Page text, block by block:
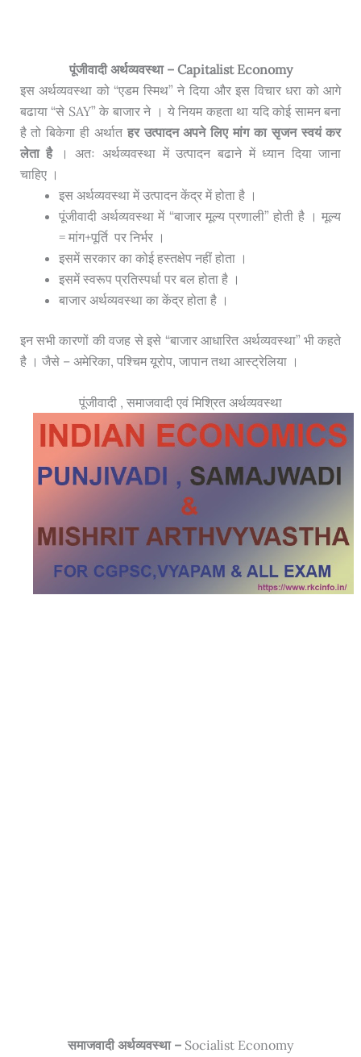
पूंजीवादी अर्थव्यवस्था – Capitalist Economy
इस अर्थव्यवस्था को “एडम स्मिथ” ने दिया और इस विचार धरा को आगे
बढाया “से SAY” के बाजार ने । ये नियम कहता था यदि कोई सामन बना
है तो बिकेगा ही अर्थात हर उत्पादन अपने लिए मांग का सृजन स्वयं कर
लेता है। अतः अर्थव्यवस्था में उत्पादन बढाने में ध्यान दिया जाना
चाहिए ।
इस अर्थव्यवस्था में उत्पादन केंद्र में होता है ।
पूंजीवादी अर्थव्यवस्था में “बाजार मूल्य प्रणाली” होती है । मूल्य
= मांग+पूर्ति पर निर्भर ।
इसमें सरकार का कोई हस्तक्षेप नहीं होता ।
इसमें स्वरूप प्रतिस्पर्धा पर बल होता है ।
बाजार अर्थव्यवस्था का केंद्र होता है ।
इन सभी कारणों की वजह से इसे “बाजार आधारित अर्थव्यवस्था” भी कहते
है । जैसे – अमेरिका, पश्चिम यूरोप, जापान तथा आस्ट्रेलिया ।
पूंजीवादी , समाजवादी एवं मिश्रित अर्थव्यवस्था
समाजवादी अर्थव्यवस्था – Socialist Economy